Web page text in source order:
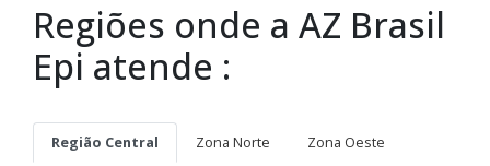
Regiões onde a AZ Brasil
Epi atende :
Região Central Zona Norte
Zona Oeste